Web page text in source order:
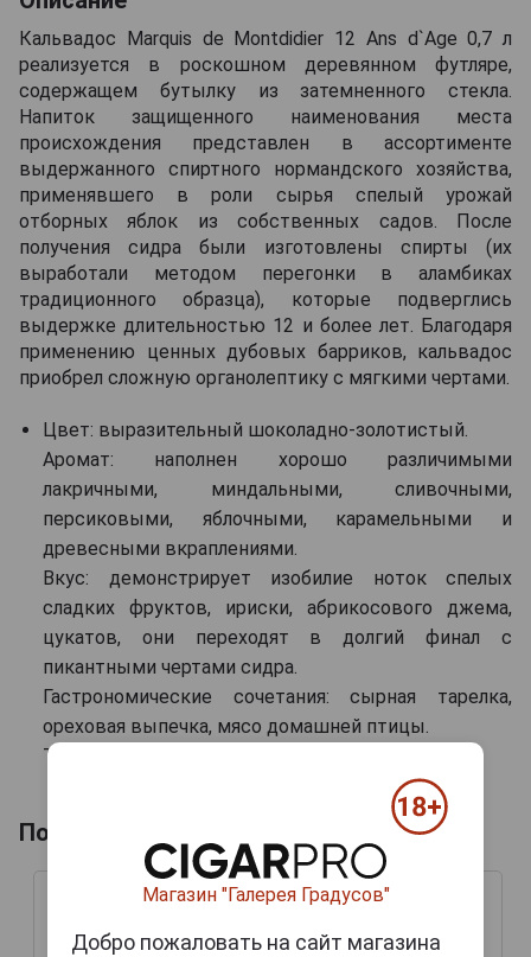
Кальвадос Marquis de Montdidier 12 Ans d`Age 0,7 л
реализуется в роскошном деревянном футляре,
содержащем бутылку из затемненного стекла.
Напиток защищенного наименования места
происхождения представлен в ассортименте
выдержанного спиртного нормандского хозяйства,
применявшего в роли сырья спелый урожай
отборных яблок из собственных садов. После
получения сидра были изготовлены спирты (их
выработали методом перегонки в аламбиках
традиционного образца), которые подверглись
выдержке длительностью 12 и более лет. Благодаря
применению ценных дубовых барриков, кальвадос
приобрел сложную органолептику с мягкими чертами.
Цвет: выразительный шоколадно-золотистый.
Аромат: наполнен хорошо различимыми
лакричными, миндальными, сливочными,
персиковыми, яблочными, карамельными и
древесными вкраплениями.
Вкус: демонстрирует изобилие ноток спелых
сладких фруктов, ириски, абрикосового джема,
цукатов, они переходят в долгий финал с
пикантными чертами сидра.
Гастрономические сочетания: сырная тарелка,
ореховая выпечка, мясо домашней птицы.
Температура подачи: 18-22 °С.
Похожие товары по выдержке лет
Магазин "Галерея Градусов"
Добро пожаловать на сайт магазина